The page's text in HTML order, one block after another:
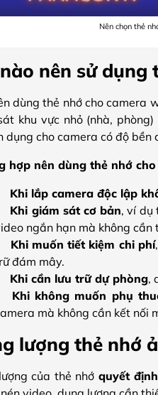
Nên chọn thẻ
nên sử dụng
dùng thẻ nhớ cho camera
khu vực nhỏ (nhà,
dụng cho camera có độ
hợp nên dùng thẻ nhớ
Khi lắp camera độc lập
Khi giám sát cơ bản, ví dụ
ngắn hạn mà không cần
Khi muốn tiết kiệm chi phí,
đám mây.
Khi cần lưu trữ dự phòng,
Khi không muốn phụ
mà không cần kết nối
lượng thẻ nhớ
của thẻ nhớ quyết